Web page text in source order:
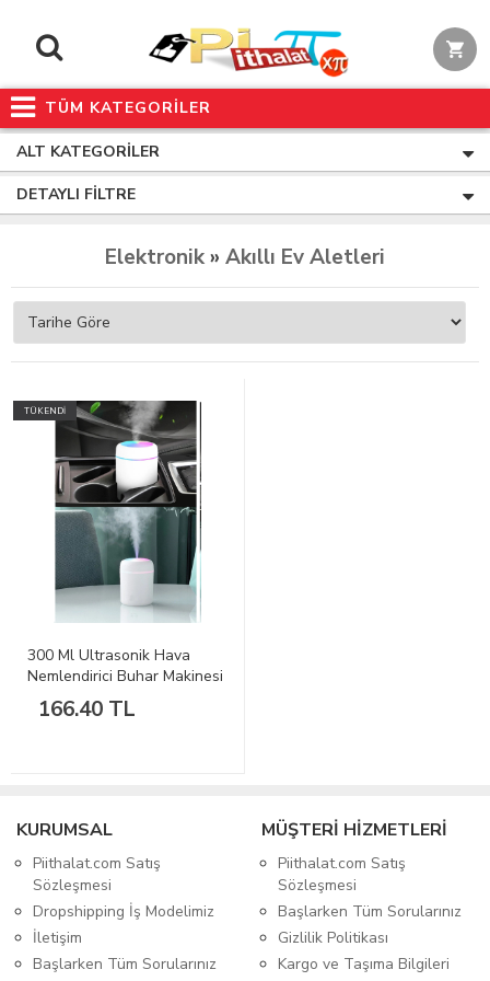
TÜM KATEGORİLER
ALT KATEGORILER
DETAYLI FILTRE
Elektronik» Akıllı Ev Aletleri
TÜKENDİ
300 Ml Ultrasonik Hava
Nemlendirici Buhar Makinesi
USB li Işıklı 2 Çubuklu
Aroma Difüzörü
166.40 TL
KURUMSAL
Piithalat.com Satış
Sözleşmesi
Dropshipping İş Modelimiz
İletişim
Başlarken Tüm Sorularınız
MÜŞTERİ HİZMETLERİ
Piithalat.com Satış
Sözleşmesi
Başlarken Tüm Sorularınız
Gizlilik Politikası
Kargo ve Taşıma Bilgileri